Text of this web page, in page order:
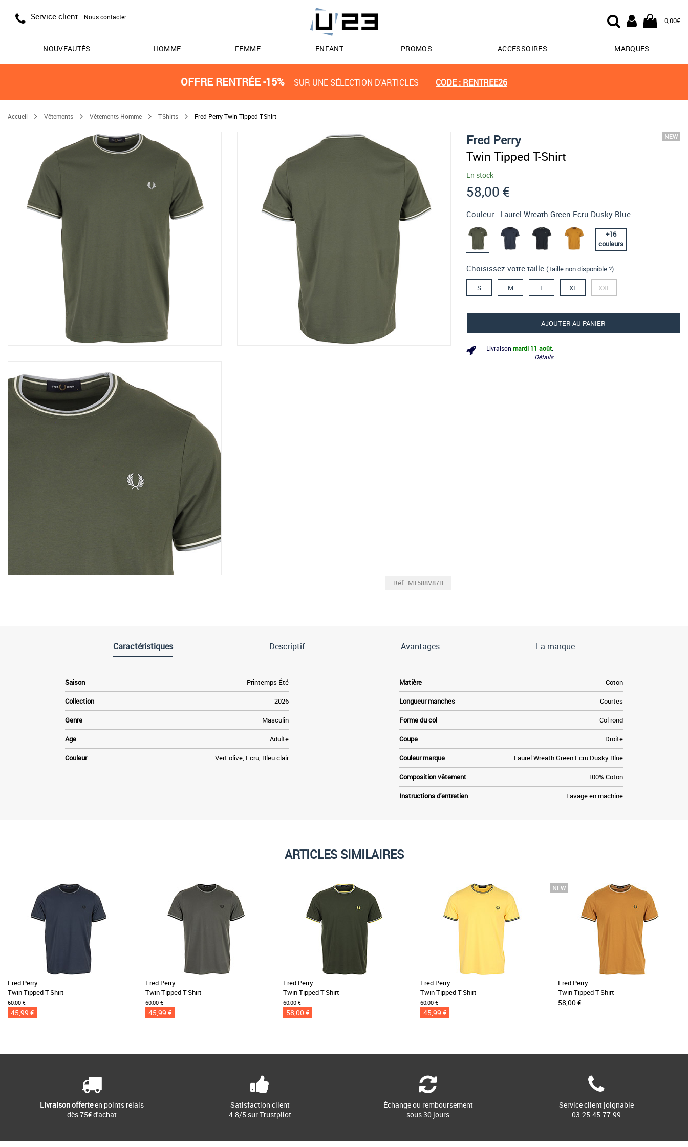
Service client : Nous contacter 0,00€
NOUVEAUTÉS HOMME FEMME ENFANT PROMOS ACCESSOIRES MARQUES
OFFRE RENTRÉE -15% SUR UNE SÉLECTION D'ARTICLES CODE : RENTREE26
Accueil Vêtements Vêtements Homme T-Shirts Fred Perry Twin Tipped T-Shirt
Réf : M1588V87B
Fred Perry
Twin Tipped T-Shirt
En stock
58,00 €
Couleur : Laurel Wreath Green Ecru Dusky Blue
+16
couleurs
Choisissez votre taille (Taille non disponible ?)
S M L XL XXL
AJOUTER AU PANIER
Livraison mardi 11 août
Détails
Caractéristiques Descriptif Avantages La marque
Saison Printemps Été
Collection 2026
Genre Masculin
Age Adulte
Couleur Vert olive, Ecru, Bleu clair
Matière Coton
Longueur manches Courtes
Forme du col Col rond
Coupe Droite
Couleur marque Laurel Wreath Green Ecru Dusky Blue
Composition vêtement 100% Coton
Instructions d'entretien Lavage en machine
ARTICLES SIMILAIRES
Fred Perry
Twin Tipped T-Shirt
60,00 €
45,99 €
Fred Perry
Twin Tipped T-Shirt
60,00 €
45,99 €
Fred Perry
Twin Tipped T-Shirt
60,00 €
58,00 €
Fred Perry
Twin Tipped T-Shirt
60,00 €
45,99 €
Fred Perry
Twin Tipped T-Shirt
58,00 €
Livraison offerteen points relais
dès 75€ d'achat
Satisfaction client
4.8/5 sur Trustpilot
Échange ou remboursement
sous 30 jours
Service client joignable
03.25.45.77.99